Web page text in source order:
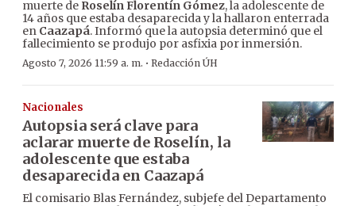
muerte de Roselín Florentín Gómez, la adolescente de
14 años que estaba desaparecida y la hallaron enterrada
en Caazapá. Informó que la autopsia determinó que el
fallecimiento se produjo por asfixia por inmersión.
Agosto 7, 2026 11:59 a. m. · Redacción ÚH
Nacionales
Autopsia será clave para
aclarar muerte de Roselín, la
adolescente que estaba
desaparecida en Caazapá
El comisario Blas Fernández, subjefe del Departamento